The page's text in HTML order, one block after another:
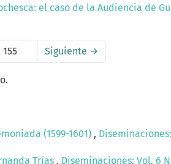
el caso de la Audiencia de
155 Siguiente →
(1599-1601) ,
Trías , Diseminaciones: Vol. 6